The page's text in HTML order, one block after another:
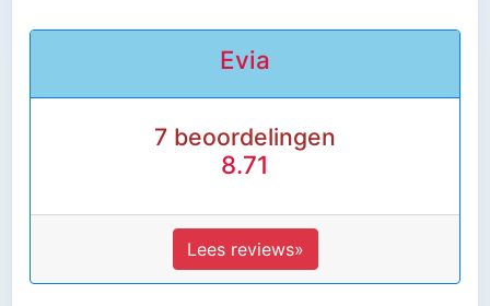
Evia
7 beoordelingen
8.71
Lees reviews»